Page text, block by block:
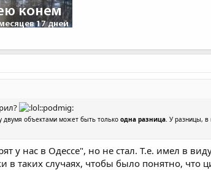
:podmig:
объектами может быть только одна разница. У разницы, в
у нас в Одессе", но не стал. Т.е. имел в
в таких случаях, чтобы было понятно,